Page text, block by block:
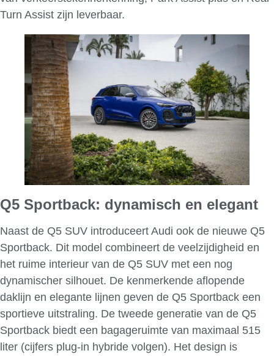
Turn Assist zijn leverbaar.
Q5 Sportback: dynamisch en elegant
Naast de Q5 SUV introduceert Audi ook de nieuwe Q5
Sportback. Dit model combineert de veelzijdigheid en
het ruime interieur van de Q5 SUV met een nog
dynamischer silhouet. De kenmerkende aflopende
daklijn en elegante lijnen geven de Q5 Sportback een
sportieve uitstraling. De tweede generatie van de Q5
Sportback biedt een bagageruimte van maximaal 515
liter (cijfers plug-in hybride volgen). Het design is